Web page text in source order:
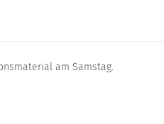
am Samstag.